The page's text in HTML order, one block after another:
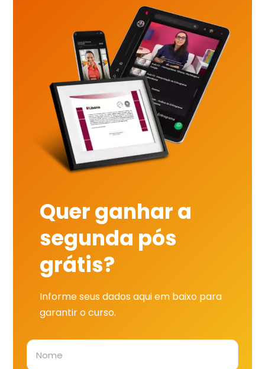
Quer ganhar a
segunda pós
grátis?
Informe seus dados aqui em baixo para
garantir o curso.